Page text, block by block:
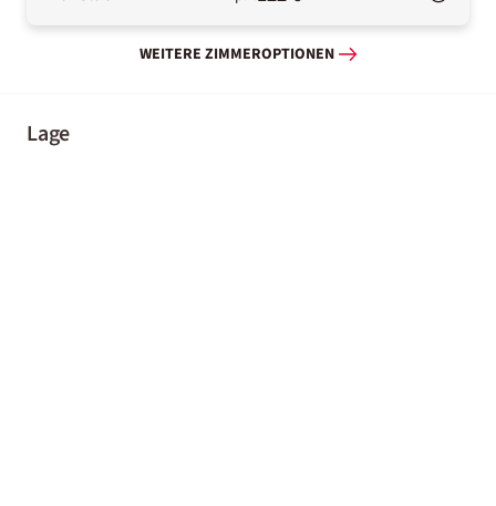
WEITERE ZIMMEROPTIONEN
Lage